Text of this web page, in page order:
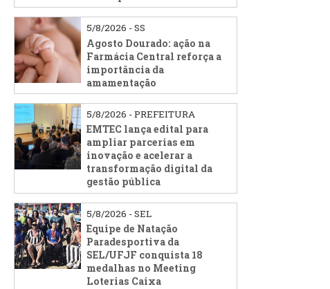
5/8/2026 - SS
Agosto Dourado: ação na
Farmácia Central reforça a
importância da
amamentação
5/8/2026 - PREFEITURA
EMTEC lança edital para
ampliar parcerias em
inovação e acelerar a
transformação digital da
gestão pública
5/8/2026 - SEL
Equipe de Natação
Paradesportiva da
SEL/UFJF conquista 18
medalhas no Meeting
Loterias Caixa